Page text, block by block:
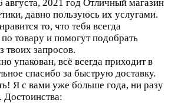
августа, 2021 год Отличный магазин
давно пользуюсь их услугами.
то, что тебя всегда
товару и помогут подобрать
твоих запросов.
упакован, всё всегда приходит в
спасибо за быструю доставку.
Я с вами уже больше года, ни разу
Достоинства: